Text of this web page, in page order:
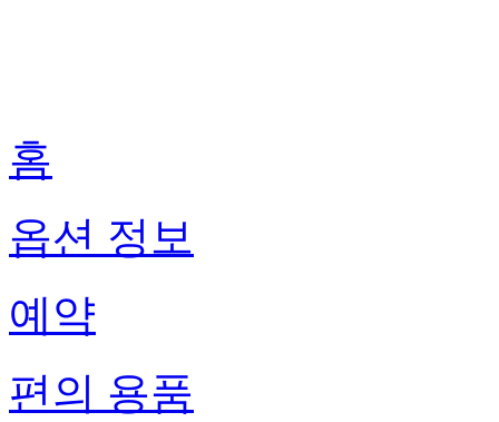
홈
옵션 정보
예약
편의 용품